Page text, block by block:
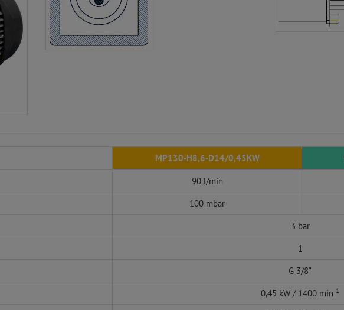
MP130-H8,6-D14/0,45KW
90 l/min
100 mbar
3 bar
1
G 3/8"
0,45 kW / 1400 min-1